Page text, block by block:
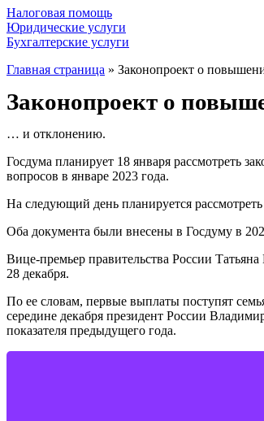
Налоговая помощь
Юридические услуги
Бухгалтерские услуги
Главная страница » Законопроект о
Законопроект о
… и отклонению.
Госдума планирует 18 января рассмотреть
вопросов в январе 2023 года.
На следующий день планируется
Оба документа были внесены в Госдуму в
Вице-премьер правительства России
28 декабря.
По ее словам, первые выплаты поступят
середине декабря президент России
показателя предыдущего года.